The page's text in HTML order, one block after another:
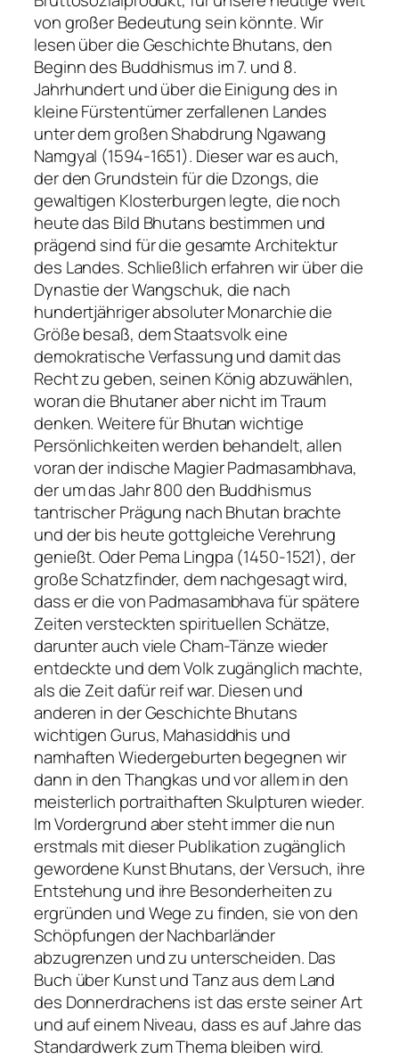
von großer Bedeutung sein könnte. Wir
lesen über die Geschichte Bhutans, den
Beginn des Buddhismus im 7. und 8.
Jahrhundert und über die Einigung des in
kleine Fürstentümer zerfallenen Landes
unter dem großen Shabdrung Ngawang
Namgyal (1594-1651). Dieser war es auch,
der den Grundstein für die Dzongs, die
gewaltigen Klosterburgen legte, die noch
heute das Bild Bhutans bestimmen und
prägend sind für die gesamte Architektur
des Landes. Schließlich erfahren wir über die
Dynastie der Wangschuk, die nach
hundertjähriger absoluter Monarchie die
Größe besaß, dem Staatsvolk eine
demokratische Verfassung und damit das
Recht zu geben, seinen König abzuwählen,
woran die Bhutaner aber nicht im Traum
denken. Weitere für Bhutan wichtige
Persönlichkeiten werden behandelt, allen
voran der indische Magier Padmasambhava,
der um das Jahr 800 den Buddhismus
tantrischer Prägung nach Bhutan brachte
und der bis heute gottgleiche Verehrung
genießt. Oder Pema Lingpa (1450-1521), der
große Schatzfinder, dem nachgesagt wird,
dass er die von Padmasambhava für spätere
Zeiten versteckten spirituellen Schätze,
darunter auch viele Cham-Tänze wieder
entdeckte und dem Volk zugänglich machte,
als die Zeit dafür reif war. Diesen und
anderen in der Geschichte Bhutans
wichtigen Gurus, Mahasiddhis und
namhaften Wiedergeburten begegnen wir
dann in den Thangkas und vor allem in den
meisterlich portraithaften Skulpturen wieder.
Im Vordergrund aber steht immer die nun
erstmals mit dieser Publikation zugänglich
gewordene Kunst Bhutans, der Versuch, ihre
Entstehung und ihre Besonderheiten zu
ergründen und Wege zu finden, sie von den
Schöpfungen der Nachbarländer
abzugrenzen und zu unterscheiden. Das
Buch über Kunst und Tanz aus dem Land
des Donnerdrachens ist das erste seiner Art
und auf einem Niveau, dass es auf Jahre das
Standardwerk zum Thema bleiben wird.